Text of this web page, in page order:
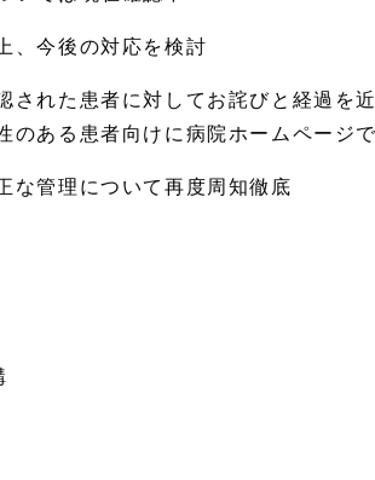
、今後の対応を検討
された患者に対してお詫びと経過を
のある患者向けに病院ホームページ
な管理について再度周知徹底